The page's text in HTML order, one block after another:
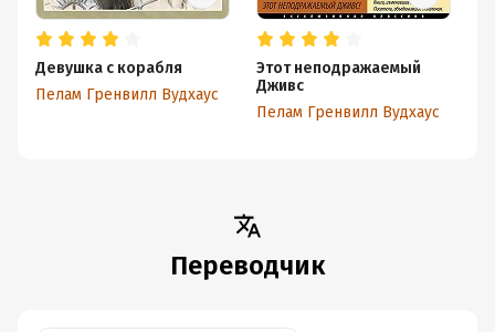
Девушка с корабля
Пелам Гренвилл Вудхаус
Этот неподражаемый
Дживс
Пелам Гренвилл Вудхаус
Переводчик